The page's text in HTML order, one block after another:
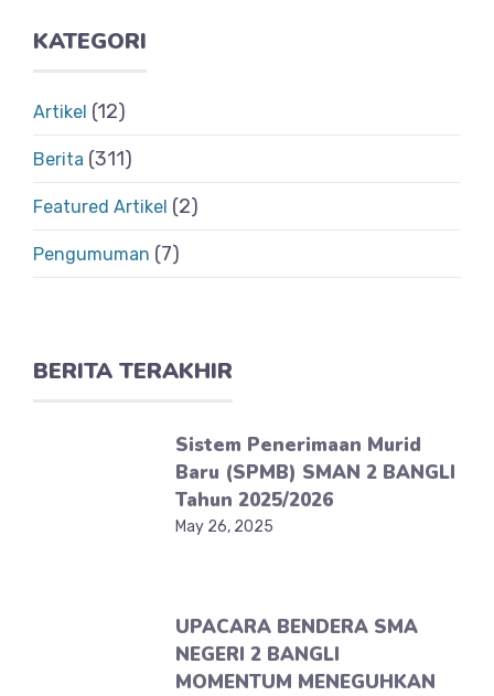
KATEGORI
Artikel (12)
Berita (311)
Featured Artikel (2)
Pengumuman (7)
BERITA TERAKHIR
Sistem Penerimaan Murid
Baru (SPMB) SMAN 2 BANGLI
Tahun 2025/2026
May 26, 2025
UPACARA BENDERA SMA
NEGERI 2 BANGLI
MOMENTUM MENEGUHKAN